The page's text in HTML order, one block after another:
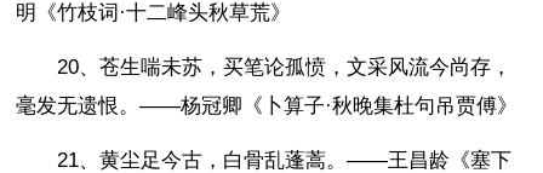
明《竹枝词·十二峰头秋草荒》
20、苍生喘未苏，买笔论孤愤，文采风流今尚存，
毫发无遗恨。——杨冠卿《卜算子·秋晚集杜句吊贾傅》
21、黄尘足今古，白骨乱蓬蒿。——王昌龄《塞下